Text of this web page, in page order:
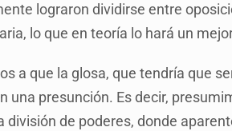
por caso Ayotzinapa y promete
como Presidente de Colombia
documenta su implicación en
lograron dividirse entre
lo que en teoría lo hará un
a que la glosa, que tendría que
una presunción. Es decir,
división de poderes, donde